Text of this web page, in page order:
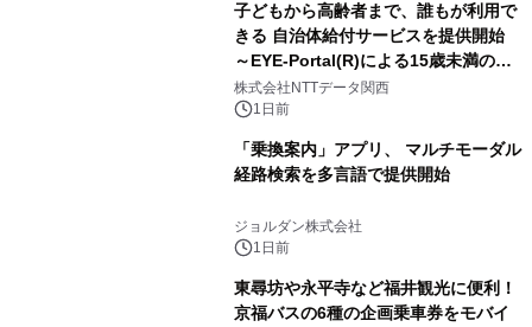
子どもから高齢者まで、誰もが利用で
きる 自治体給付サービスを提供開始
～EYE-Portal(R)による15歳未満の本
人認証と デジタルデバイド対策で実現
～
株式会社NTTデータ関西
1日前
「乗換案内」アプリ、 マルチモーダル
経路検索を多言語で提供開始
ジョルダン株式会社
1日前
東尋坊や永平寺など福井観光に便利！
京福バスの6種の企画乗車券をモバイ